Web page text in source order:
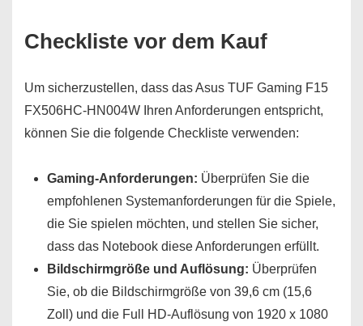
Checkliste vor dem Kauf
Um sicherzustellen, dass das Asus TUF Gaming F15
FX506HC-HN004W Ihren Anforderungen entspricht,
können Sie die folgende Checkliste verwenden:
Gaming-Anforderungen: Überprüfen Sie die
empfohlenen Systemanforderungen für die Spiele,
die Sie spielen möchten, und stellen Sie sicher,
dass das Notebook diese Anforderungen erfüllt.
Bildschirmgröße und Auflösung: Überprüfen
Sie, ob die Bildschirmgröße von 39,6 cm (15,6
Zoll) und die Full HD-Auflösung von 1920 x 1080